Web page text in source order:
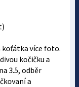
koťátka více foto.
kočičku a
3.5, odběr
a